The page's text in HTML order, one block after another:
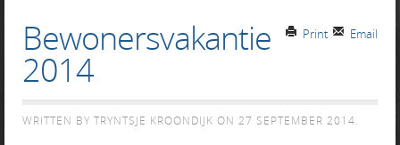
Email
Print
Bewonersvakantie
2014
WRITTEN BY TRYNTSJE KROONDIJK ON 27 SEPTEMBER 2014.